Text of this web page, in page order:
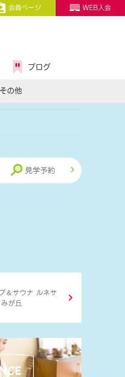
会員ページ WEB入会
その他
ブログ
集
見学予約
＆ サウナ ルネサ
が丘